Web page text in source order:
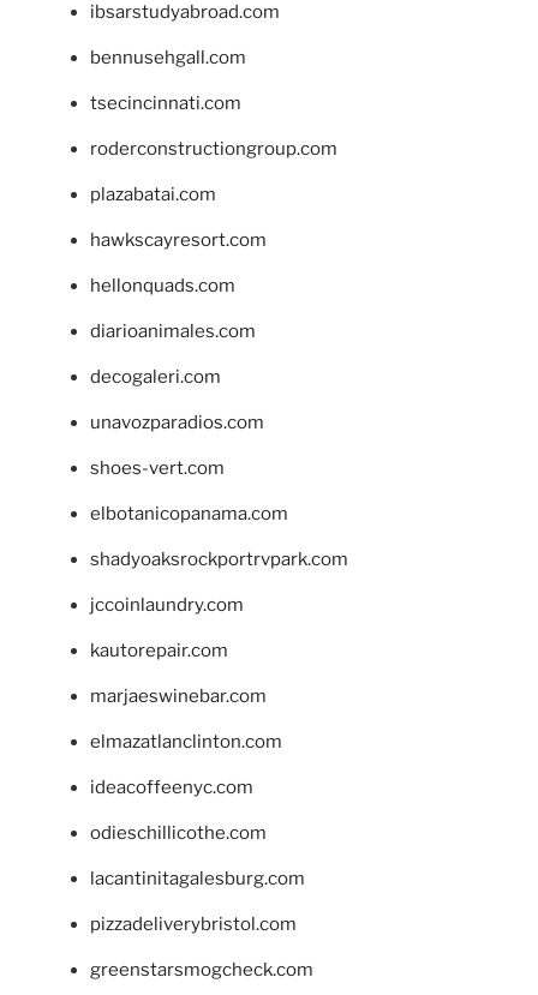
ibsarstudyabroad.com
bennusehgall.com
tsecincinnati.com
roderconstructiongroup.com
plazabatai.com
hawkscayresort.com
hellonquads.com
diarioanimales.com
decogaleri.com
unavozparadios.com
shoes-vert.com
elbotanicopanama.com
shadyoaksrockportrvpark.com
jccoinlaundry.com
kautorepair.com
marjaeswinebar.com
elmazatlanclinton.com
ideacoffeenyc.com
odieschillicothe.com
lacantinitagalesburg.com
pizzadeliverybristol.com
greenstarsmogcheck.com